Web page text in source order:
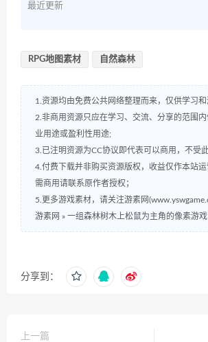
最近更新
RPG地图素材 自然森林
1.资源均由免费公共网络整理而来，仅供学习
2.非商用资源只应在学习、交流、分享的范围
业用途或盈利性用途;
3.已注明资源为CC协议即代表可以商用，不受此
4.付费下载并非购买资源版权，收益仅作本站运
需商用请联系原作者授权；
5.更多游戏素材，请关注游素网
游素网 » 一组森林树木上松鼠为主角的像素游
分享到：
上一篇